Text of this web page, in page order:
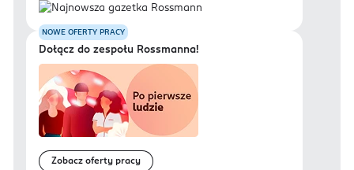
NOWE OFERTY PRACY
Dołącz do zespołu Rossmanna!
Zobacz oferty pracy